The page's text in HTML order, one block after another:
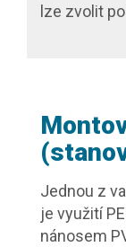
lze zvolit
Jednou z
je využití
nánosem